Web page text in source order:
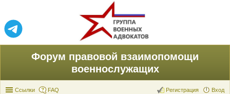
Форум правовой взаимопомощи
военнослужащих
Ссылки FAQ Вход
Регистрация